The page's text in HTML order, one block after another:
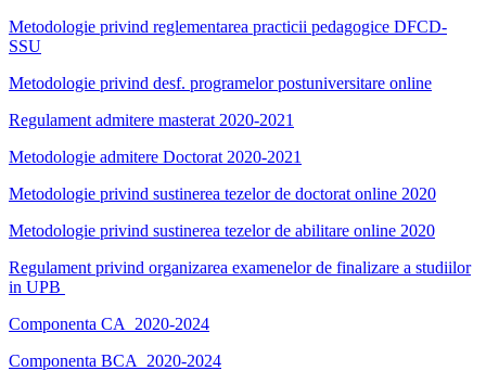
Metodologie privind reglementarea practicii pedagogice DFCD-
SSU
Metodologie privind desf. programelor postuniversitare online
Regulament admitere masterat 2020-2021
Metodologie admitere Doctorat 2020-2021
Metodologie privind sustinerea tezelor de doctorat online 2020
Metodologie privind sustinerea tezelor de abilitare online 2020
Regulament privind organizarea examenelor de finalizare a studiilor
in UPB
Componenta CA_2020-2024
Componenta BCA_2020-2024